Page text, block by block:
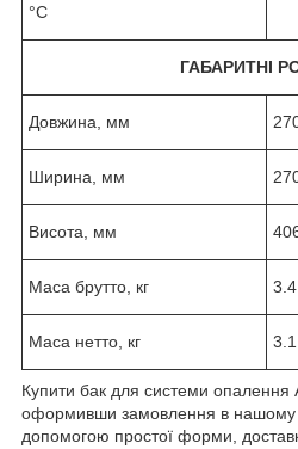
°C
ГАБАРИТНІ
Довжина, мм
Ширина, мм
Висота, мм
Маса брутто, кг 3.4
Маса нетто, кг 3.1
Купити бак для системи опалення
оформивши замовлення в нашому
допомогою простої форми,